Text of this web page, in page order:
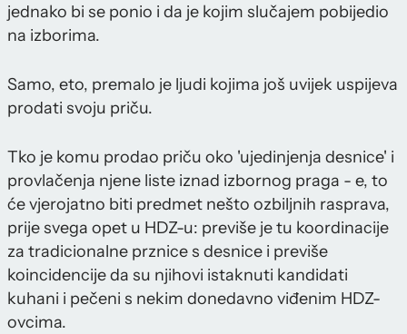
jednako bi se ponio i da je kojim slučajem pobijedio
na izborima.
Samo, eto, premalo je ljudi kojima još uvijek uspijeva
prodati svoju priču.
Tko je komu prodao priču oko 'ujedinjenja desnice' i
provlačenja njene liste iznad izbornog praga - e, to
će vjerojatno biti predmet nešto ozbiljnih rasprava,
prije svega opet u HDZ-u: previše je tu koordinacije
za tradicionalne prznice s desnice i previše
koincidencije da su njihovi istaknuti kandidati
kuhani i pečeni s nekim donedavno viđenim HDZ-
ovcima.